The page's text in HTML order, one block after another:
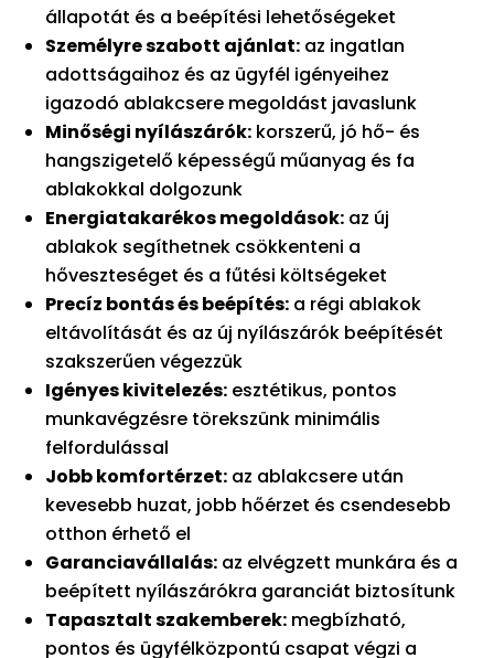
állapotát és a beépítési lehetőségeket
Személyre szabott ajánlat: az ingatlan
adottságaihoz és az ügyfél igényeihez
igazodó ablakcsere megoldást javaslunk
Minőségi nyílászárók: korszerű, jó hő- és
hangszigetelő képességű műanyag és fa
ablakokkal dolgozunk
Energiatakarékos megoldások: az új
ablakok segíthetnek csökkenteni a
hőveszteséget és a fűtési költségeket
Precíz bontás és beépítés: a régi ablakok
eltávolítását és az új nyílászárók beépítését
szakszerűen végezzük
Igényes kivitelezés: esztétikus, pontos
munkavégzésre törekszünk minimális
felfordulással
Jobb komfortérzet: az ablakcsere után
kevesebb huzat, jobb hőérzet és csendesebb
otthon érhető el
Garanciavállalás: az elvégzett munkára és a
beépített nyílászárókra garanciát biztosítunk
Tapasztalt szakemberek: megbízható,
pontos és ügyfélközpontú csapat végzi a